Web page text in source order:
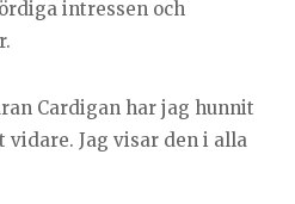
intressen och
Cardigan har jag hunnit
vidare. Jag visar den i alla